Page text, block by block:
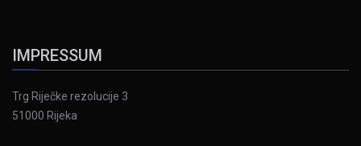
IMPRESSUM
Trg Riječke rezolucije 3
51000 Rijeka